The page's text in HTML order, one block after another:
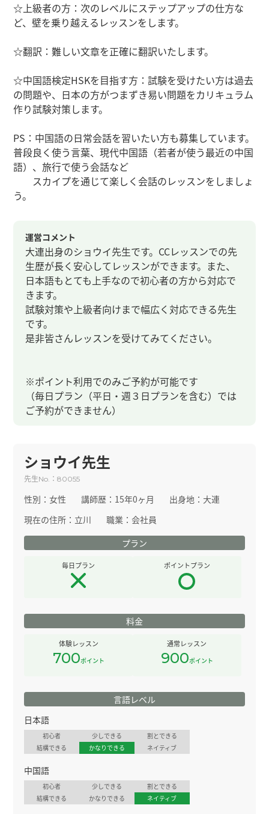
☆上級者の方：次のレベルにステップアップの仕方な
ど、壁を乗り越えるレッスンをします。
☆翻訳：難しい文章を正確に翻訳いたします。
☆中国語検定HSKを目指す方：試験を受けたい方は過去
の問題や、日本の方がつまずき易い問題をカリキュラム
作り試験対策します。
PS：中国語の日常会話を習いたい方も募集しています。
普段良く使う言葉、現代中国語（若者が使う最近の中国
語）、旅行で使う会話など
スカイプを通じて楽しく会話のレッスンをしましょ
う。
運営コメント
大連出身のショウイ先生です。CCレッスンでの先
生歴が長く安心してレッスンができます。また、
日本語もとても上手なので初心者の方から対応で
きます。
試験対策や上級者向けまで幅広く対応できる先生
です。
是非皆さんレッスンを受けてみてください。
※ポイント利用でのみご予約が可能です
（毎日プラン（平日・週３日プランを含む）では
ご予約ができません）
ショウイ先生
先生No. ：80055
性別：女性 講師歴： 15年0ヶ月 出身地： 大連
現在の住所： 立川 職業：会社員
プラン
毎日プラン ポイントプラン
料金
体験レッスン
700ポイント
通常レッスン
900ポイント
言語レベル
日本語
初心者 少しできる
割とできる
結構できる
かなりできる ネイティブ
中国語
初心者 少しできる
割とできる
結構できる
かなりできる ネイティブ